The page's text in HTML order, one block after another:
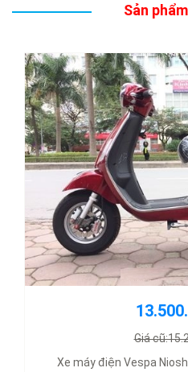
Sản
Giá
Xe máy điện Vespa